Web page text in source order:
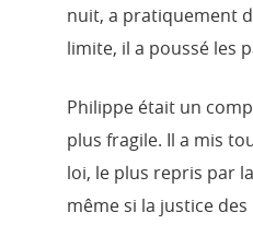
nuit, a pratiquement
limite, il a poussé les
Philippe était un
plus fragile. Il a mis
loi, le plus repris par
même si la justice